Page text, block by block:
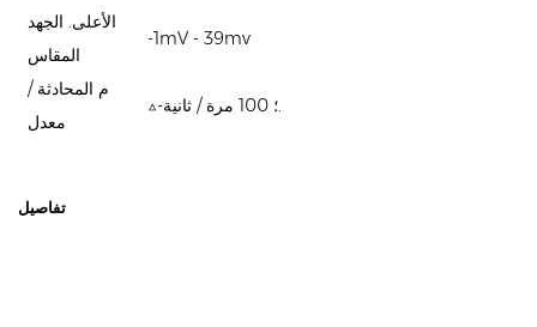
الأعلى. الجهد
المقاس
-1mV - 39mv
م المحادثة /
معدل
△-؛ 100 مرة / ثانية.
تفاصيل